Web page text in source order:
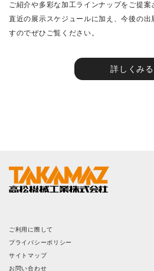
ご紹介や多彩な加工ラインナップをご提案
直近の展示スケジュールに加え、今後の出
すのでぜひご覧ください。
詳しくみる
ご利用に際して
プライバシーポリシー
サイトマップ
お問い合わせ